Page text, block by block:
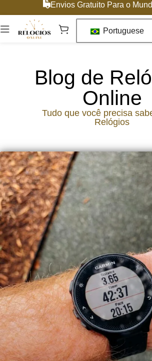
Envios Gratuito Para o
Portuguese
Blog de
Online
Tudo que você precisa
Relógios